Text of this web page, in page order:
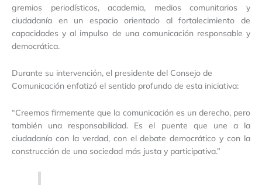
gremios periodísticos, academia, medios comunitarios y
ciudadanía en un espacio orientado al fortalecimiento de
capacidades y al impulso de una comunicación responsable y
democrática.
Durante su intervención, el presidente del Consejo de
Comunicación enfatizó el sentido profundo de esta iniciativa:
“Creemos firmemente que la comunicación es un derecho, pero
también una responsabilidad. Es el puente que une a la
ciudadanía con la verdad, con el debate democrático y con la
construcción de una sociedad más justa y participativa.”